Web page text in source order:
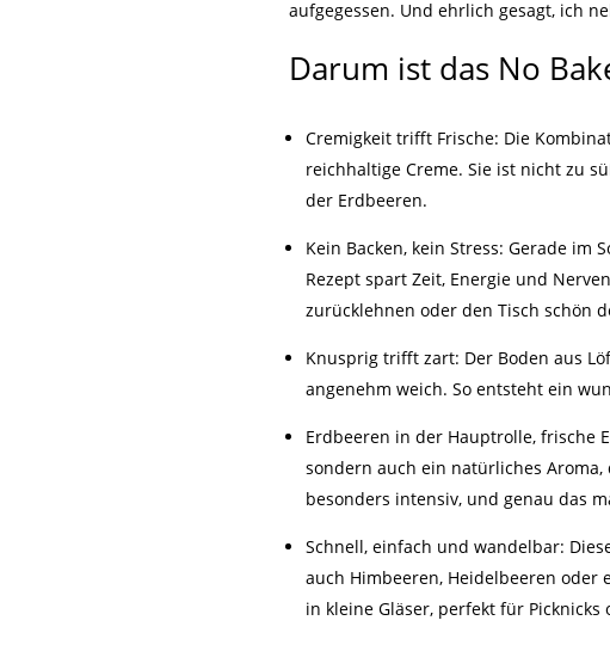
aufgegessen. Und ehrlich gesagt, ich
Darum ist das No
Cremigkeit trifft Frische: Die
reichhaltige Creme. Sie ist nicht zu
der Erdbeeren.
Kein Backen, kein Stress: Gerade im
Rezept spart Zeit, Energie und
zurücklehnen oder den Tisch schön
Knusprig trifft zart: Der Boden aus
angenehm weich. So entsteht ein
Erdbeeren in der Hauptrolle, frische
sondern auch ein natürliches
besonders intensiv, und genau das
Schnell, einfach und wandelbar:
auch Himbeeren, Heidelbeeren oder
in kleine Gläser, perfekt für Picknicks